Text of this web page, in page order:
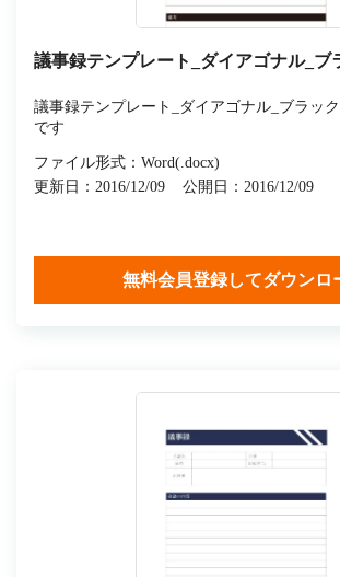
議事録テンプレート_ダイアゴナル_ブ
議事録テンプレート_ダイアゴナル_ブラッ
です
ファイル形式：Word(.docx)
更新日：2016/12/09
公開日：2016/12/09
無料会員登録してダウンロ